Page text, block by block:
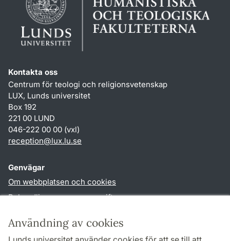
Användning av cookies
Kontakta oss
Centrum för teologi och religionsvetenskap
LUX, Lunds universitet
Box 192
221 00 LUND
046-222 00 00 (vxl)
reception@lux.lu.se
Genvägar
Om webbplatsen och cookies
Behandling av personuppgifter
TYPO3-login